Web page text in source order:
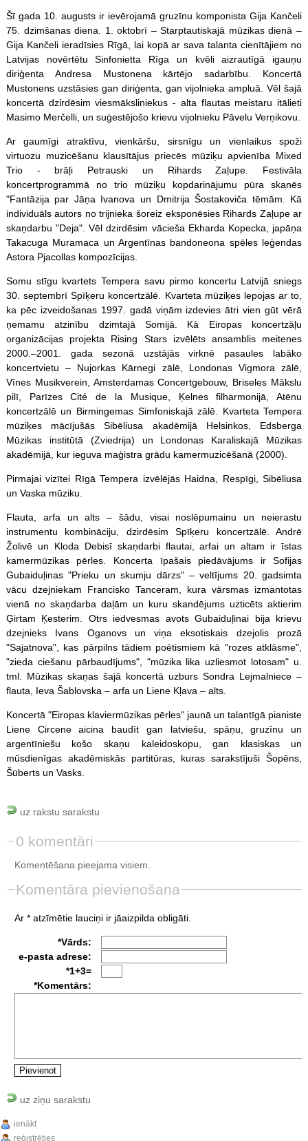
Šī gada 10. augusts ir ievērojamā gruzīnu komponista Gija Kančeli
75. dzimšanas diena. 1. oktobrī – Starptautiskajā mūzikas dienā –
Gija Kančeli ieradīsies Rīgā, lai kopā ar sava talanta cienītājiem no
Latvijas novērtētu Sinfonietta Rīga un kvēli aizrautīgā igauņu
diriģenta Andresa Mustonena kārtējo sadarbību. Koncertā
Mustonens uzstāsies gan diriģenta, gan vijolnieka ampluā. Vēl šajā
koncertā dzirdēsim viesmāksliniekus - alta flautas meistaru itālieti
Masimo Merčelli, un suģestējošo krievu vijolnieku Pāvelu Verņikovu.
Ar gaumīgi atraktīvu, vienkāršu, sirsnīgu un vienlaikus spoži
virtuozu muzicēšanu klausītājus priecēs mūziķu apvienība Mixed
Trio - brāļi Petrauski un Rihards Zaļupe. Festivāla
koncertprogrammā no trio mūziķu kopdarinājumu pūra skanēs
"Fantāzija par Jāņa Ivanova un Dmitrija Šostakoviča tēmām. Kā
individuāls autors no trijnieka šoreiz eksponēsies Rihards Zaļupe ar
skaņdarbu "Deja". Vēl dzirdēsim vācieša Ekharda Kopecka, japāņa
Takacuga Muramaca un Argentīnas bandoneona spēlesleģendas
Astora Pjacollas kompozīcijas.
Somu stīgu kvartets Tempera savu pirmo koncertu Latvijā sniegs
30. septembrī Spīķeru koncertzālē. Kvarteta mūziķes lepojas ar to,
ka pēc izveidošanas 1997. gadā viņām izdevies ātri vien gūt vērā
ņemamu atzinību dzimtajā Somijā. Kā Eiropas koncertzāļu
organizācijas projekta Rising Stars izvēlēts ansamblis meitenes
2000.–2001. gada sezonā uzstājās virknē pasaules labāko
koncertvietu – Ņujorkas Kārnegi zālē, Londonas Vigmora zālē,
Vīnes Musikverein, Amsterdamas Concertgebouw, Briseles Mākslu
pilī, Parīzes Cité de la Musique, Ķelnes filharmonijā, Atēnu
koncertzālē un Birmingemas Simfoniskajā zālē. Kvarteta Tempera
mūziķes mācījušās Sibēliusa akadēmijā Helsinkos, Edsberga
Mūzikas institūtā (Zviedrija) un Londonas Karaliskajā Mūzikas
akadēmijā, kur ieguva maģistra grādu kamermuzicēšanā (2000).
Pirmajai vizītei Rīgā Tempera izvēlējās Haidna, Respīgi, Sibēliusa
un Vaska mūziku.
Flauta, arfa un alts – šādu, visai noslēpumainu un neierastu
instrumentu kombināciju, dzirdēsim Spīķeru koncertzālē. Andrē
Žolivē un Kloda Debisī skaņdarbi flautai, arfai un altam ir īstas
kamermūzikas pērles. Koncerta īpašais piedāvājums ir Sofijas
Gubaiduļinas "Prieku un skumju dārzs" – veltījums 20. gadsimta
vācu dzejniekam Francisko Tanceram, kura vārsmas izmantotas
vienā no skaņdarba daļām un kuru skandējums uzticēts aktierim
Ģirtam Ķesterim. Otrs iedvesmas avots Gubaiduļinai bija krievu
dzejnieks Ivans Oganovs un viņa eksotiskais dzejolis prozā
"Sajatnova", kas pārpilns tādiem poētismiem kā "rozes atklāsme",
"zieda ciešanu pārbaudījums", "mūzika lika uzliesmot lotosam" u.
tml. Mūzikas skaņas šajā koncertā uzburs Sondra Lejmalniece –
flauta, Ieva Šablovska – arfa un Liene Kļava – alts.
Koncertā "Eiropas klaviermūzikas pērles" jaunā un talantīgā pianiste
Liene Circene aicina baudīt gan latviešu, spāņu, gruzīnu un
argentīniešu košo skaņu kaleidoskopu, gan klasiskas un
mūsdienīgas akadēmiskās partitūras, kuras sarakstījuši Šopēns,
Šūberts un Vasks.
uz rakstu sarakstu
0 komentāri
Komentēšana pieejama visiem.
Komentāra pievienošana
Ar * atzīmētie lauciņi ir jāaizpilda obligāti.
*Vārds:
e-pasta adrese:
*1+3=
*Komentārs:
uz ziņu sarakstu
ienākt
reģistrēties